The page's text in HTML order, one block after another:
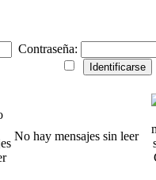
Contraseña:
No hay mensajes sin leer